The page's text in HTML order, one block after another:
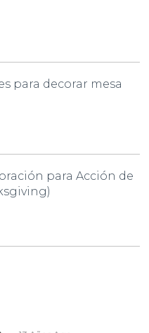
para decorar mesa
para Acción de